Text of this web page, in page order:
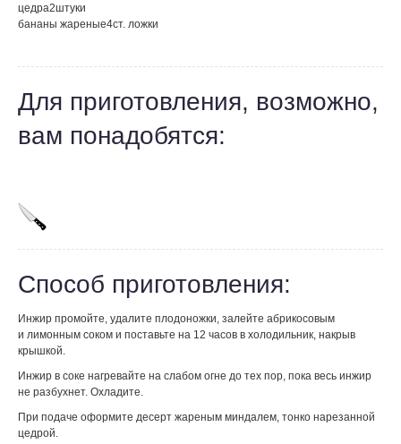
цедра2штуки
бананы жареные4ст. ложки
Для приготовления, возможно,
вам понадобятся:
Способ приготовления:
Инжир промойте, удалите плодоножки, залейте абрикосовым
и лимонным соком и поставьте на 12 часов в холодильник, накрыв
крышкой.
Инжир в соке нагревайте на слабом огне до тех пор, пока весь инжир
не разбухнет. Охладите.
При подаче оформите десерт жареным миндалем, тонко нарезанной
цедрой.